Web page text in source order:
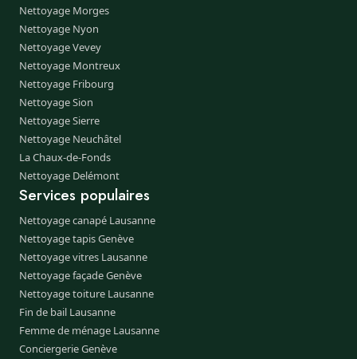
Nettoyage Morges
Nettoyage Nyon
Nettoyage Vevey
Nettoyage Montreux
Nettoyage Fribourg
Nettoyage Sion
Nettoyage Sierre
Nettoyage Neuchâtel
La Chaux-de-Fonds
Nettoyage Delémont
Services populaires
Nettoyage canapé Lausanne
Nettoyage tapis Genève
Nettoyage vitres Lausanne
Nettoyage façade Genève
Nettoyage toiture Lausanne
Fin de bail Lausanne
Femme de ménage Lausanne
Conciergerie Genève